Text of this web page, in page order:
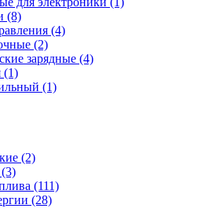
(8)
(4)
(2)
зарядные (4)
(1)
(1)
(2)
(111)
(28)